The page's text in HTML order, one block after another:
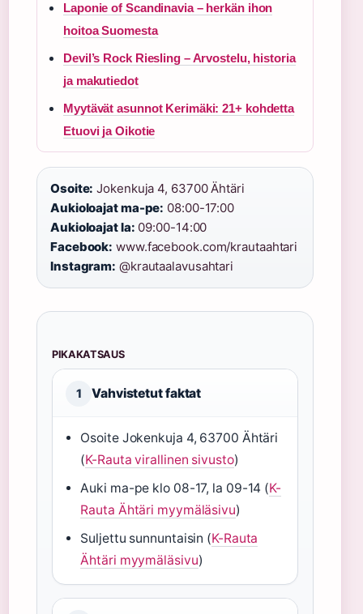
Laponie of Scandinavia – herkän ihon
hoitoa Suomesta
Devil’s Rock Riesling – Arvostelu, historia
ja makutiedot
Myytävät asunnot Kerimäki: 21+ kohdetta
Etuovi ja Oikotie
Osoite: Jokenkuja 4, 63700 Ähtäri
Aukioloajat ma-pe: 08:00-17:00
Aukioloajat la: 09:00-14:00
Facebook: www.facebook.com/krautaahtari
Instagram: @krautaalavusahtari
PIKAKATSAUS
1 Vahvistetut faktat
Osoite Jokenkuja 4, 63700 Ähtäri
(K-Rauta virallinen sivusto)
Auki ma-pe klo 08-17, la 09-14 (K-
Rauta Ähtäri myymäläsivu)
Suljettu sunnuntaisin (K-Rauta
Ähtäri myymäläsivu)